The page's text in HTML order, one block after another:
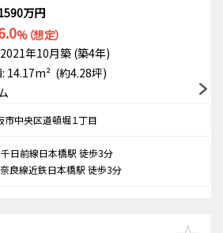
万円
%（想定）
年10月築 (築4年)
14.17m² (約4.28坪)
市中央区道頓堀１丁目
千日前線日本橋駅 徒歩3分
奈良線近鉄日本橋駅 徒歩3分